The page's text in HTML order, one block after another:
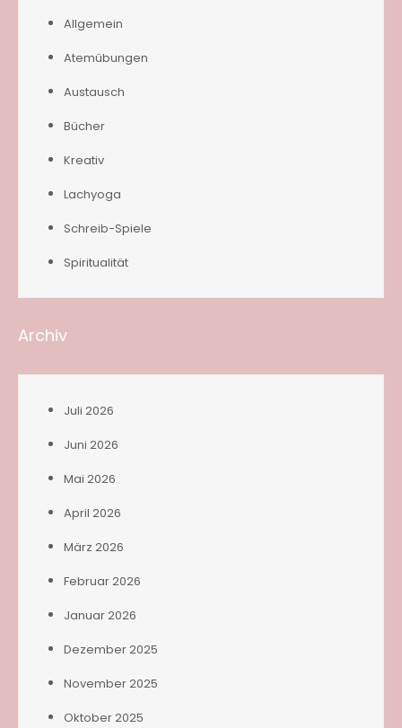
Allgemein
Atemübungen
Austausch
Bücher
Kreativ
Lachyoga
Schreib-Spiele
Spiritualität
Archiv
Juli 2026
Juni 2026
Mai 2026
April 2026
März 2026
Februar 2026
Januar 2026
Dezember 2025
November 2025
Oktober 2025